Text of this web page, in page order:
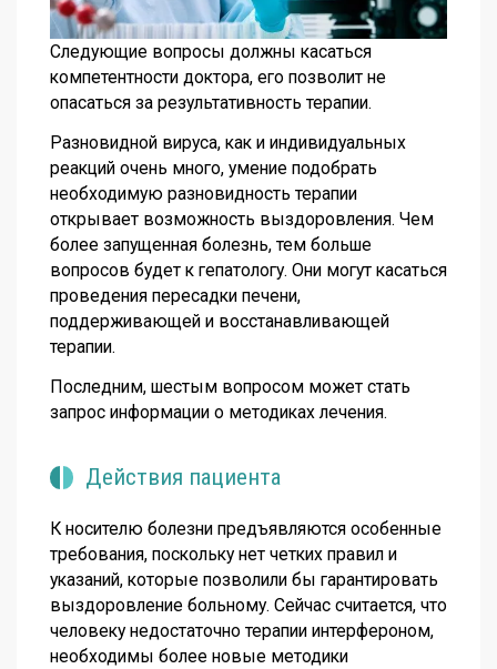
Следующие вопросы должны касаться
компетентности доктора, его позволит не
опасаться за результативность терапии.
Разновидной вируса, как и индивидуальных
реакций очень много, умение подобрать
необходимую разновидность терапии
открывает возможность выздоровления. Чем
более запущенная болезнь, тем больше
вопросов будет к гепатологу. Они могут касаться
проведения пересадки печени,
поддерживающей и восстанавливающей
терапии.
Последним, шестым вопросом может стать
запрос информации о методиках лечения.
Действия пациента
К носителю болезни предъявляются особенные
требования, поскольку нет четких правил и
указаний, которые позволили бы гарантировать
выздоровление больному. Сейчас считается, что
человеку недостаточно терапии интерфероном,
необходимы более новые методики